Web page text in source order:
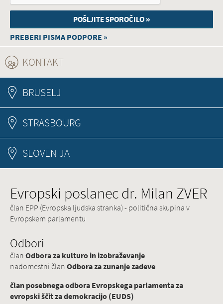
PREBERI PISMA PODPORE »
KONTAKT
BRUSELJ
STRASBOURG
SLOVENIJA
Evropski poslanec dr. Milan ZVER
član EPP (Evropska ljudska stranka) - politična skupina v
Evropskem parlamentu
Odbori
članOdbora za kulturo in izobraževanje
nadomestni članOdbora za zunanje zadeve
član posebnega odbora Evropskega parlamenta za
evropski ščit za demokracijo (EUDS)